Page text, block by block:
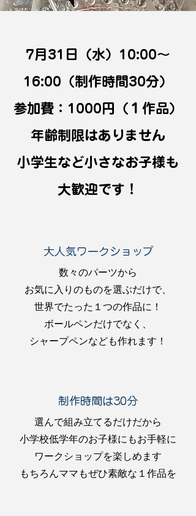
7月31日（水）10:00〜
16:00（制作時間30分）
参加費：1000円（１作品）
年齢制限はありません
​小学生など小さなお子様も
大歓迎です！
大人気ワークショップ
数々のパーツから
お気に入りのものを選ぶだけで、
世界でたった１つの作品に！
ボールペンだけでなく、
シャープペンなども作れます！
制作時間は30分
選んで組み立てるだけだから
小学校低学年のお子様にもお手軽に
ワークショップを楽しめます
​もちろんママもぜひ素敵な１作品を